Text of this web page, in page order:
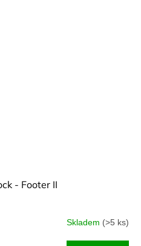
- Footer II
Skladem (>5 ks)